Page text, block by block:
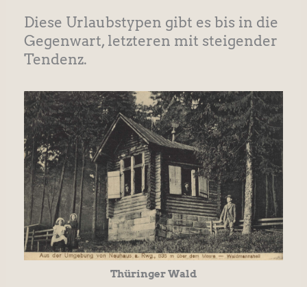
Diese Urlaubstypen gibt es bis in die
Gegenwart, letzteren mit steigender
Tendenz.
Thüringer Wald